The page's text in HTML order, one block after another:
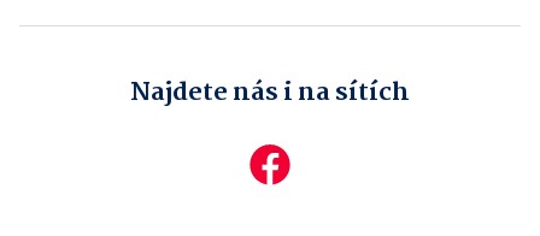
Najdete nás i na sítích